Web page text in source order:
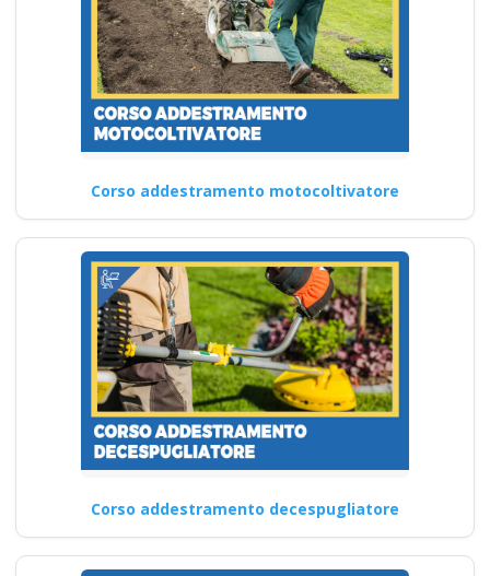
Corso addestramento motocoltivatore
Corso addestramento decespugliatore